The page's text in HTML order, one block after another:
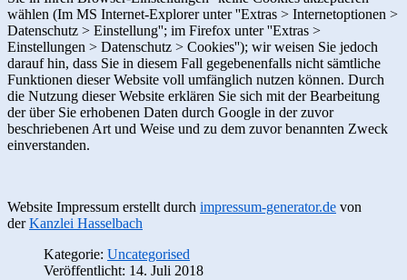
wählen (Im MS Internet-Explorer unter ''Extras > Internetoptionen >
Datenschutz > Einstellung''; im Firefox unter ''Extras >
Einstellungen > Datenschutz > Cookies''); wir weisen Sie jedoch
darauf hin, dass Sie in diesem Fall gegebenenfalls nicht sämtliche
Funktionen dieser Website voll umfänglich nutzen können. Durch
die Nutzung dieser Website erklären Sie sich mit der Bearbeitung
der über Sie erhobenen Daten durch Google in der zuvor
beschriebenen Art und Weise und zu dem zuvor benannten Zweck
einverstanden.
Website Impressum erstellt durch impressum-generator.de von
derKanzlei Hasselbach
Kategorie: Uncategorised
Veröffentlicht: 14. Juli 2018